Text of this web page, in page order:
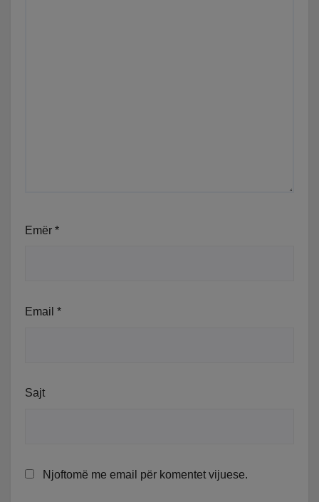
Emër *
Email *
Sajt
Njoftomë me email për komentet vijuese.